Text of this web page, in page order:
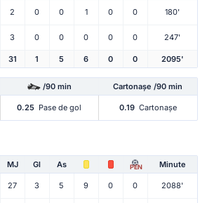
2 0 0 1 0 0 180'
3 0 0 0 0 0 247'
31 1 5 6 0 0 2095'
/90 min Cartonașe /90 min
0.25 Pase de gol 0.19 Cartonașe
MJ Gl As PEN Minute
27 3 5 9 0 0 2088'